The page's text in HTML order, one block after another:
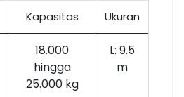
Kapasitas Ukuran
18.000
hingga
25.000 kg
L: 9.5
m